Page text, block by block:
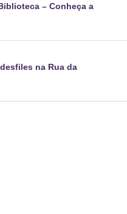
– Conheça a
na Rua da